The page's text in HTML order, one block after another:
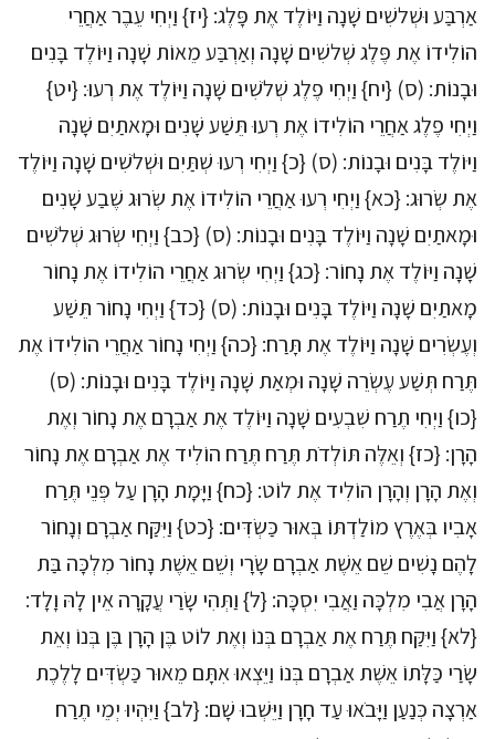
אַרְבַּע וּשְׁלשִׁים שָׁנָה וַיּוֹלֶד אֶת פָּלֶג: {יז} וַיְחִי עֵבֶר אַחֲרֵי
הוֹלִידוֹ אֶת פֶּלֶג שְׁלשִׁים שָׁנָה וְאַרְבַּע מֵאוֹת שָׁנָה וַיּוֹלֶד בָּנִים
וּבָנוֹת: (ס) {יח} וַיְחִי פֶלֶג שְׁלֹשִׁים שָׁנָה וַיּוֹלֶד אֶת רְעוּ: {יט}
וַיְחִי פֶלֶג אַחֲרֵי הוֹלִידוֹ אֶת רְעוּ תֵּשַׁע שָׁנִים וּמָאתַיִם שָׁנָה
וַיּוֹלֶד בָּנִים וּבָנוֹת: (ס) {כ} וַיְחִי רְעוּ שְׁתַּיִם וּשְׁלֹשִׁים שָׁנָה וַיּוֹלֶד
אֶת שְׂרוּג: {כא} וַיְחִי רְעוּ אַחֲרֵי הוֹלִידוֹ אֶת שְׂרוּג שֶׁבַע שָׁנִים
וּמָאתַיִם שָׁנָה וַיּוֹלֶד בָּנִים וּבָנוֹת: (ס) {כב} וַיְחִי שְׂרוּג שְׁלֹשִׁים
שָׁנָה וַיּוֹלֶד אֶת נָחוֹר: {כג} וַיְחִי שְׂרוּג אַחֲרֵי הוֹלִידוֹ אֶת נָחוֹר
מָאתַיִם שָׁנָה וַיּוֹלֶד בָּנִים וּבָנוֹת: (ס) {כד} וַיְחִי נָחוֹר תֵּשַׁע
וְעֶשְׂרִים שָׁנָה וַיּוֹלֶד אֶת תָּרַח: {כה} וַיְחִי נָחוֹר אַחֲרֵי הוֹלִידוֹ אֶת
תֶּרַח תְּשַׁע עֶשְׂרֵה שָׁנָה וּמְאַת שָׁנָה וַיּוֹלֶד בָּנִים וּבָנוֹת: (ס)
{כו} וַיְחִי תֶרַח שִׁבְעִים שָׁנָה וַיּוֹלֶד אֶת אַבְרָם אֶת נָחוֹר וְאֶת
הָרָן: {כז} וְאֵלֶּה תּוֹלְדֹת תֶּרַח תֶּרַח הוֹלִיד אֶת אַבְרָם אֶת נָחוֹר
וְאֶת הָרָן וְהָרָן הוֹלִיד אֶת לוֹט: {כח} וַיָּמָת הָרָן עַל פְּנֵי תֶּרַח
אָבִיו בְּאֶרֶץ מוֹלַדְתּוֹ בְּאוּר כַּשְׂדִּים: {כט} וַיִּקַּח אַבְרָם וְנָחוֹר
לָהֶם נָשִׁים שֵׁם אֵשֶׁת אַבְרָם שָׂרָי וְשֵׁם אֵשֶׁת נָחוֹר מִלְכָּה בַּת
הָרָן אֲבִי מִלְכָּה וַאֲבִי יִסְכָּה: {ל} וַתְּהִי שָׂרַי עֲקָרָה אֵין לָהּ וָלָד:
{לא} וַיִּקַּח תֶּרַח אֶת אַבְרָם בְּנוֹ וְאֶת לוֹט בֶּן הָרָן בֶּן בְּנוֹ וְאֵת
שָׂרַי כַּלָּתוֹ אֵשֶׁת אַבְרָם בְּנוֹ וַיֵּצְאוּ אִתָּם מֵאוּר כַּשְׂדִּים לָלֶכֶת
אַרְצָה כְּנַעַן וַיָּבֹאוּ עַד חָרָן וַיֵּשְׁבוּ שָׁם: {לב} וַיִּהְיוּ יְמֵי תֶרַח